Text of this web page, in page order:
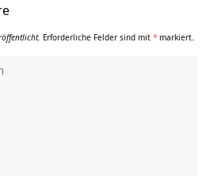
Erforderliche Felder sind mit * markiert.